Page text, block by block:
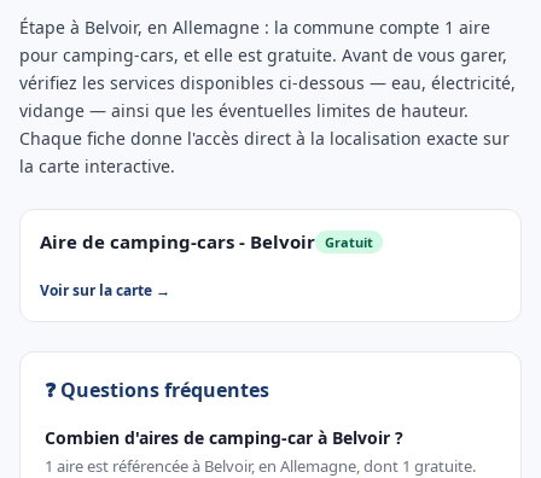
Étape à Belvoir, en Allemagne : la commune compte 1 aire
pour camping-cars, et elle est gratuite. Avant de vous garer,
vérifiez les services disponibles ci-dessous — eau, électricité,
vidange — ainsi que les éventuelles limites de hauteur.
Chaque fiche donne l'accès direct à la localisation exacte sur
la carte interactive.
Aire de camping-cars - Belvoir Gratuit
Voir sur la carte →
❓ Questions fréquentes
Combien d'aires de camping-car à Belvoir ?
1 aire est référencée à Belvoir, en Allemagne, dont 1 gratuite.